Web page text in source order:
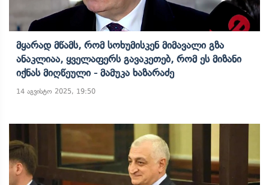
Მყარად Მწამს, Რომ Სოხუმისკენ Მიმავალი Გზა
Ანაკლიაა, Ყველაფერს Გავაკეთებ, Რომ Ეს Მიზანი
Იქნას Მიღწეული - Მამუკა Ხაზარაძე
14 აგვისტო 2025, 19:50